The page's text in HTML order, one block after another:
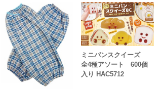
ミニパンスクイーズ
全4種アソート 600個
入り HAC5712